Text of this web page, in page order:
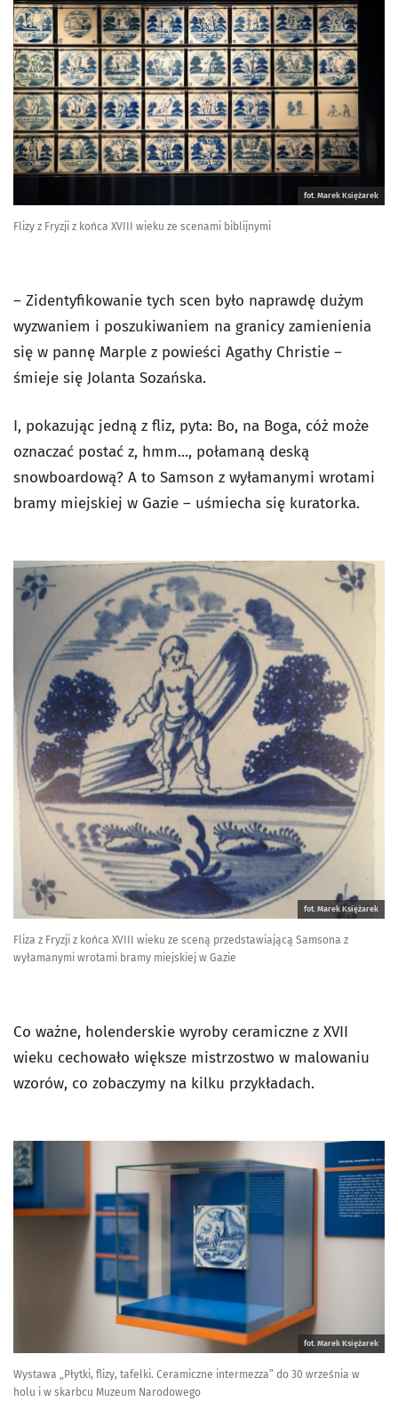
fot. Marek Księżarek
Flizy z Fryzji z końca XVIII wieku ze scenami biblijnymi
– Zidentyfikowanie tych scen było naprawdę dużym
wyzwaniem i poszukiwaniem na granicy zamienienia
się w pannę Marple z powieści Agathy Christie –
śmieje się Jolanta Sozańska.
I, pokazując jedną z fliz, pyta: Bo, na Boga, cóż może
oznaczać postać z, hmm..., połamaną deską
snowboardową? A to Samson z wyłamanymi wrotami
bramy miejskiej w Gazie – uśmiecha się kuratorka.
fot. Marek Księżarek
Fliza z Fryzji z końca XVIII wieku ze sceną przedstawiającą Samsona z
wyłamanymi wrotami bramy miejskiej w Gazie
Co ważne, holenderskie wyroby ceramiczne z XVII
wieku cechowało większe mistrzostwo w malowaniu
wzorów, co zobaczymy na kilku przykładach.
fot. Marek Księżarek
Wystawa „Płytki, flizy, tafelki. Ceramiczne intermezza” do 30 września w
holu i w skarbcu Muzeum Narodowego